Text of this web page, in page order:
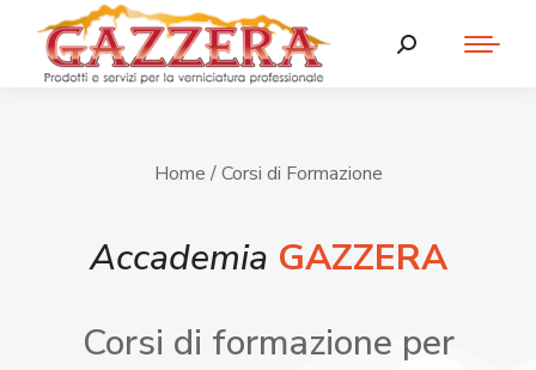
Home / Corsi di Formazione
Accademia GAZZERA
Corsi di formazione per